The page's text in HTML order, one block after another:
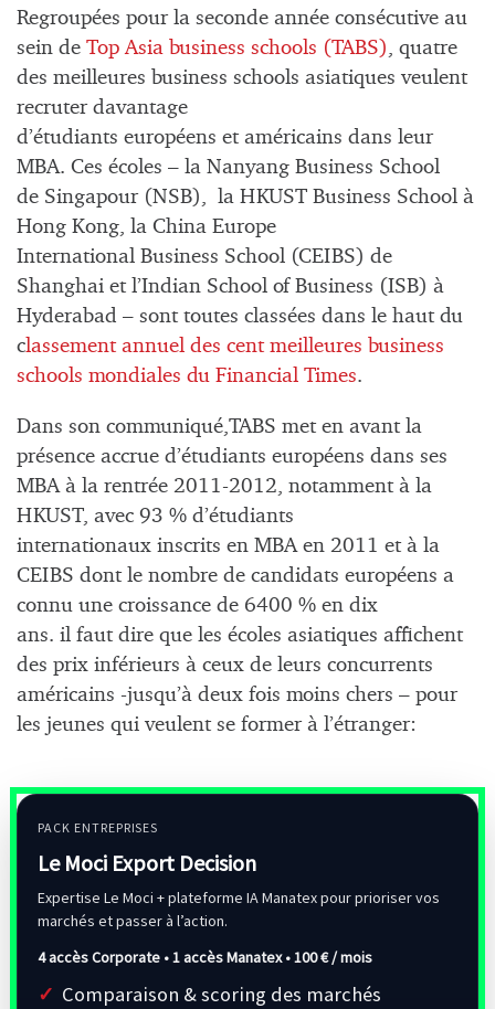
Regroupées pour la seconde année consécutive au
sein de Top Asia business schools (TABS), quatre
des meilleures business schools asiatiques veulent
recruter davantage
d’étudiants européens et américains dans leur
MBA. Ces écoles – la Nanyang Business School
de Singapour (NSB), la HKUST Business School à
Hong Kong, la China Europe
International Business School (CEIBS) de
Shanghai et l’Indian School of Business (ISB) à
Hyderabad – sont toutes classées dans le haut du
classement annuel des cent meilleures business
schools mondiales du Financial Times.
Dans son communiqué,TABS met en avant la
présence accrue d’étudiants européens dans ses
MBA à la rentrée 2011-2012, notamment à la
HKUST, avec 93 % d’étudiants
internationaux inscrits en MBA en 2011 et à la
CEIBS dont le nombre de candidats européens a
connu une croissance de 6400 % en dix
ans. il faut dire que les écoles asiatiques affichent
des prix inférieurs à ceux de leurs concurrents
américains -jusqu’à deux fois moins chers – pour
les jeunes qui veulent se former à l’étranger:
PACK ENTREPRISES
Le Moci Export Decision
Expertise Le Moci + plateforme IA Manatex pour prioriser vos
marchés et passer à l’action.
4 accès Corporate • 1 accès Manatex •100 € / mois
Comparaison & scoring des marchés